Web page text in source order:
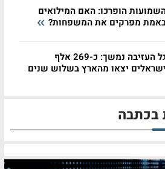
הופרכו: האם המילואים
מפרקים את המשפחות?
גל העזיבה נמשך: כ-269 אלף
ישראלים יצאו מהארץ בשלוש שנים
בכתבה